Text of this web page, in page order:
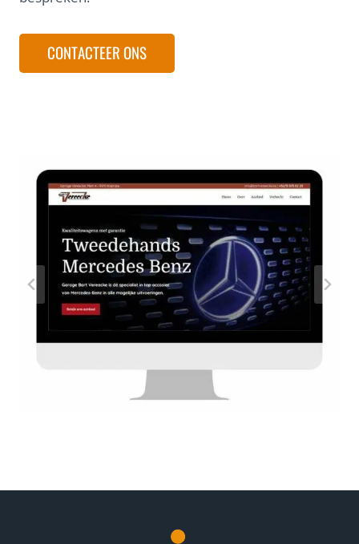
CONTACTEER ONS